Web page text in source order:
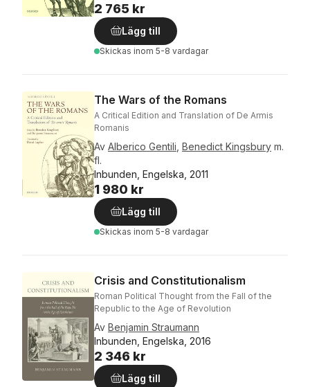
2 765 kr
Lägg till
Skickas inom 5-8 vardagar
The Wars of the Romans
A Critical Edition and Translation of De Armis
Romanis
Av Alberico Gentili Benedict Kingsbury m.
fl.
Inbunden, Engelska, 2011
1 980 kr
Lägg till
Skickas inom 5-8 vardagar
Crisis and Constitutionalism
Roman Political Thought from the Fall of the
Republic to the Age of Revolution
Av Benjamin Straumann
Inbunden, Engelska, 2016
2 346 kr
Lägg till